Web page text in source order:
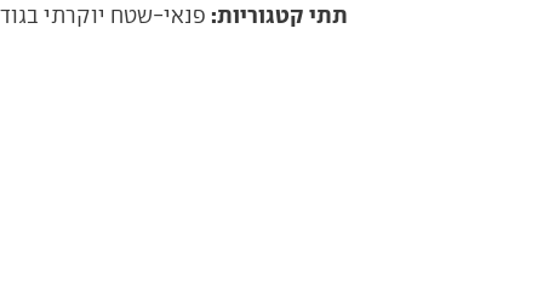
תתי קטגוריות: פנאי-שטח יוקרתי